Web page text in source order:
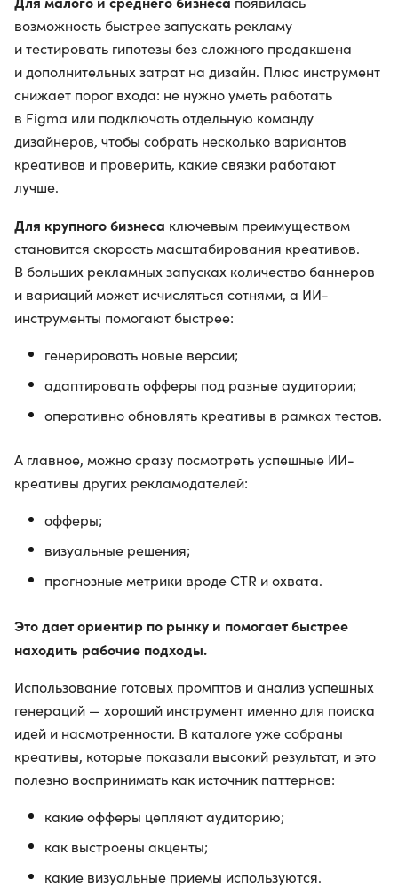
возможность быстрее запускать рекламу
и тестировать гипотезы без сложного продакшена
и дополнительных затрат на дизайн. Плюс инструмент
снижает порог входа: не нужно уметь работать
в Figma или подключать отдельную команду
дизайнеров, чтобы собрать несколько вариантов
креативов и проверить, какие связки работают
лучше.
Для крупного бизнеса ключевым преимуществом
становится скорость масштабирования креативов.
В больших рекламных запусках количество баннеров
и вариаций может исчисляться сотнями, а ИИ-
инструменты помогают быстрее:
генерировать новые версии;
адаптировать офферы под разные аудитории;
оперативно обновлять креативы в рамках тестов.
А главное, можно сразу посмотреть успешные ИИ-
креативы других рекламодателей:
офферы;
визуальные решения;
прогнозные метрики вроде CTR и охвата.
Это дает ориентир по рынку и помогает быстрее
находить рабочие подходы.
Использование готовых промптов и анализ успешных
генераций — хороший инструмент именно для поиска
идей и насмотренности. В каталоге уже собраны
креативы, которые показали высокий результат, и это
полезно воспринимать как источник паттернов:
какие офферы цепляют аудиторию;
как выстроены акценты;
какие визуальные приемы используются.